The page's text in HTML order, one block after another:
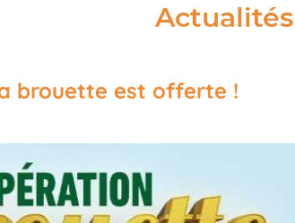
Actualités
brouette est offerte !